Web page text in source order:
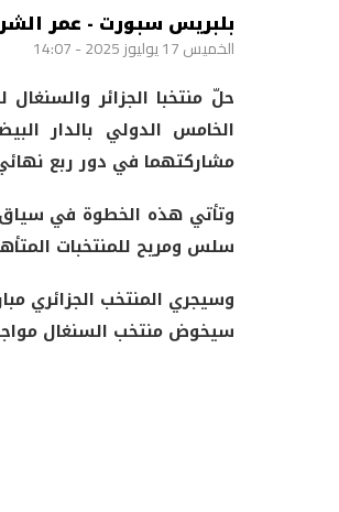
بلبريس سبورت - عمر
الخميس 17 يوليوز 2025 - 14:07
حلّ منتخبا الجزائر
الخامس الدولي بالدار
مشاركتهما في دور ربع
وتأتي هذه الخطوة في سياق
سلس ومريح للمنتخبات
وسيجري المنتخب الجزائري
سيخوض منتخب السنغال